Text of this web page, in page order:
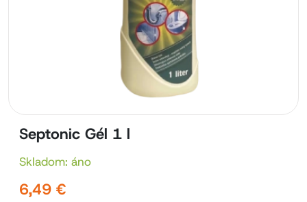
Septonic Gél 1 l
Skladom: áno
6,49 €